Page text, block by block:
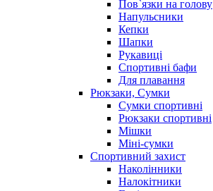
Пов`язки на голову
Напульсники
Кепки
Шапки
Рукавиці
Спортивні бафи
Для плавання
Рюкзаки, Сумки
Сумки спортивні
Рюкзаки спортивні
Мішки
Міні-сумки
Спортивний захист
Наколінники
Налокітники